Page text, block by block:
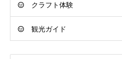
クラフト体験
観光ガイド